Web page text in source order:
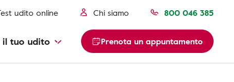
udito online Chi siamo 800 046 385
il tuo udito Prenota un appuntamento